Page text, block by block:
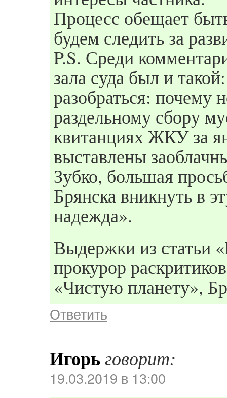
Процесс обещает
будем следить за
P.S. Среди
зала суда был и
разобраться: почему
раздельному сбору
квитанциях ЖКУ за
выставлены
Зубко, большая
Брянска вникнуть в
надежда».
Выдержки из статьи
прокурор
«Чистую планету»,
Ответить
Игорьговорит:
19.03.2019 в 13:00